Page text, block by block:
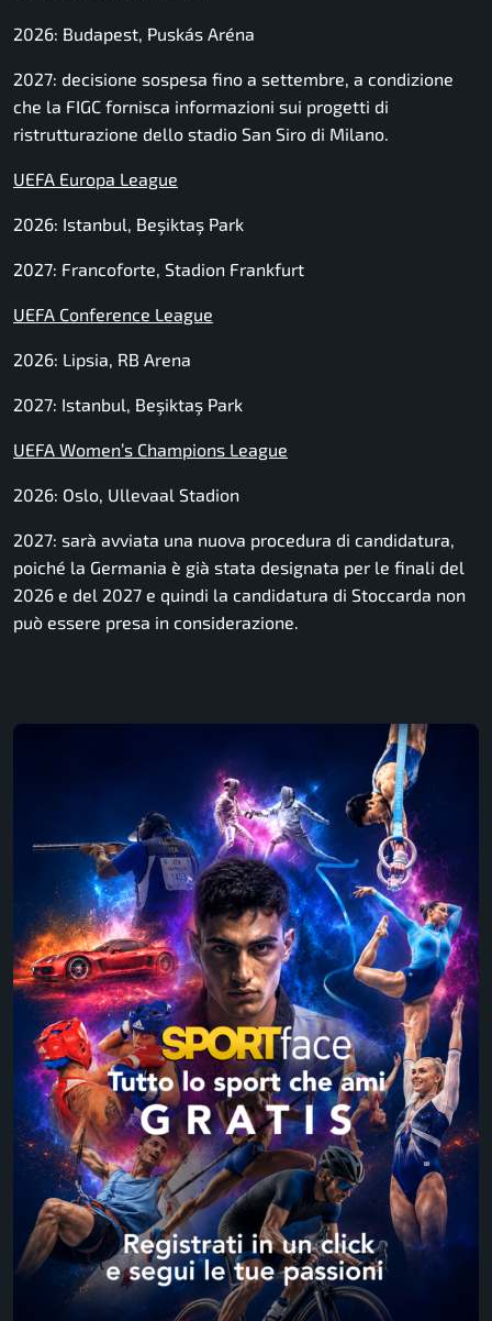
2026: Budapest, Puskás Aréna
2027: decisione sospesa fino a settembre, a condizione
che la FIGC fornisca informazioni sui progetti di
ristrutturazione dello stadio San Siro di Milano.
UEFA Europa League
2026: Istanbul, Beşiktaş Park
2027: Francoforte, Stadion Frankfurt
UEFA Conference League
2026: Lipsia, RB Arena
2027: Istanbul, Beşiktaş Park
UEFA Women’s Champions League
2026: Oslo, Ullevaal Stadion
2027: sarà avviata una nuova procedura di candidatura,
poiché la Germania è già stata designata per le finali del
2026 e del 2027 e quindi la candidatura di Stoccarda non
può essere presa in considerazione.